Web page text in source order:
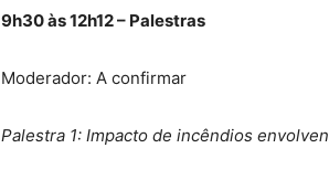
9h30 às 12h12 – Palestras
Moderador: A confirmar
Palestra 1: Impacto de incêndios